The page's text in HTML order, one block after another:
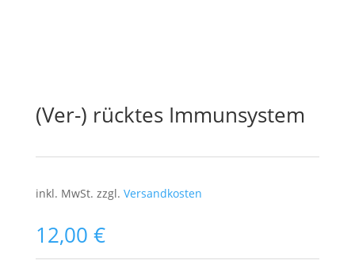
(Ver-) rücktes Immunsystem
inkl. MwSt. zzgl. Versandkosten
12,00 €